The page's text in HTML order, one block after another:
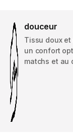
douceur
Tissu doux
un confort
matchs et au